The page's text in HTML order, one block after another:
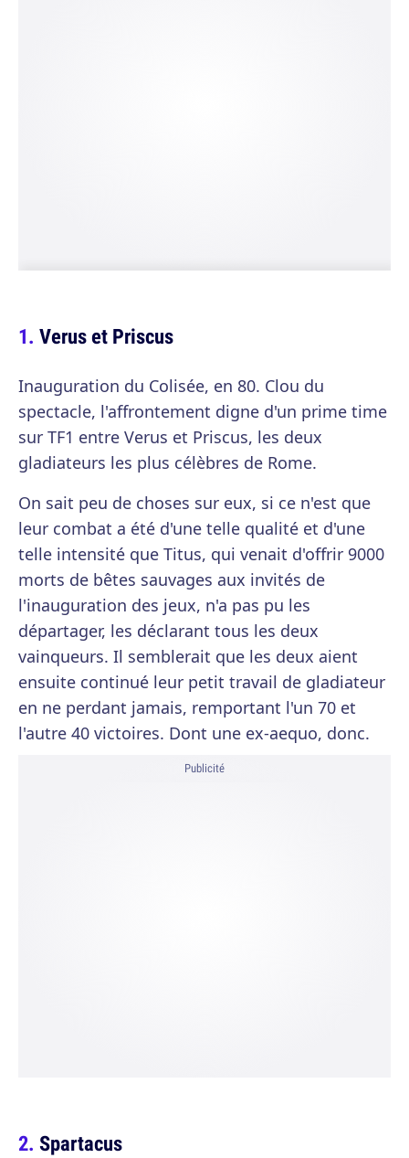
Verus et Priscus
Inauguration du Colisée, en 80. Clou du
spectacle, l'affrontement digne d'un prime time
sur TF1 entre Verus et Priscus, les deux
gladiateurs les plus célèbres de Rome.
On sait peu de choses sur eux, si ce n'est que
leur combat a été d'une telle qualité et d'une
telle intensité que Titus, qui venait d'offrir 9000
morts de bêtes sauvages aux invités de
l'inauguration des jeux, n'a pas pu les
départager, les déclarant tous les deux
vainqueurs. Il semblerait que les deux aient
ensuite continué leur petit travail de gladiateur
en ne perdant jamais, remportant l'un 70 et
l'autre 40 victoires. Dont une ex-aequo, donc.
Publicité
Spartacus